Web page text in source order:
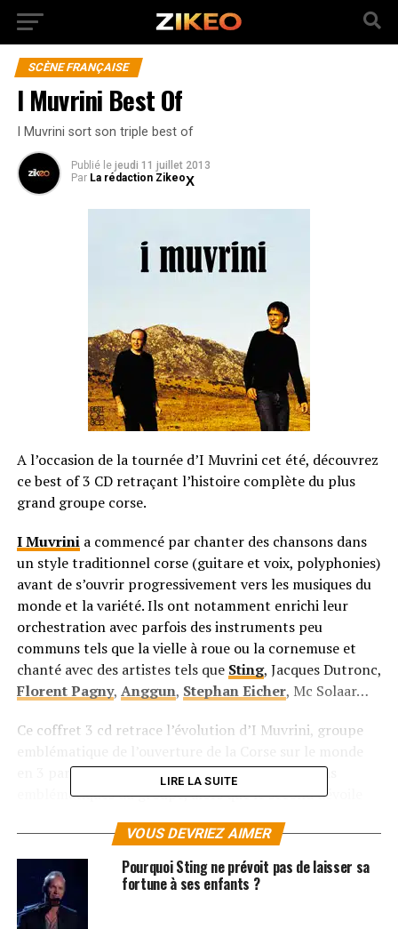
SCÈNE FRANÇAISE
I Muvrini Best Of
I Muvrini sort son triple best of
Publié le jeudi 11 juillet 2013
Par La rédaction Zikeo
A l’occasion de la tournée d’I Muvrini cet été, découvrez
ce best of 3 CD retraçant l’histoire complète du plus
grand groupe corse.
I Muvrinia commencé par chanter des chansons dans
un style traditionnel corse (guitare et voix, polyphonies)
avant de s’ouvrir progressivement vers les musiques du
monde et la variété. Ils ont notamment enrichi leur
orchestration avec parfois des instruments peu
communs tels que la vielle à roue ou la cornemuse et
chanté avec des artistes tels que Sting, Jacques Dutronc,
Florent Pagny, Anggun, Stephan Eicher, Mc Solaar…
Ce coffret 3 cd retrace l’évolution d’I Muvrini, groupe
en 3 parties. Le premier cd regroupe les chansons
emblématiques du groupe, alors que le second dévoile
tandis que le troisième nous fait découvrir le groupe en
live sur scène.
Les albums d’I Muvrini sont disponibles sur
et
Amazon
LIRE LA SUITE
VOUS DEVRIEZ AIMER
Pourquoi Sting ne prévoit pas de laisser sa
fortune à ses enfants ?